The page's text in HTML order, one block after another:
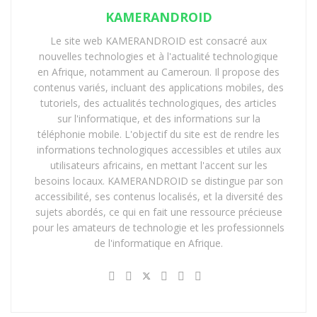
de Football (CAF) en collaboration avec la FIFA, qui a
VAR est censée améliorer la qualité et l’équité des
décisions arbitrales, et réduire les polémiques.
Des stades connectés et
intelligents
Les six stades qui accueillent les matchs de la CAN 2023
sont dotés de technologies de pointe, qui offrent aux
spectateurs une expérience optimale. Les stades sont
équipés de réseaux wifi, de caméras de sécurité, de
panneaux solaires, de systèmes d’irrigation
automatique, et de dispositifs de gestion des déchets
Les stades sont également reliés à une plateforme
KAMERANDROID
Le site web KAMERANDROID est consacré aux
nouvelles technologies et à l'actualité technologique
en Afrique, notamment au Cameroun. Il propose des
contenus variés, incluant des applications mobiles, des
tutoriels, des actualités technologiques, des articles
sur l'informatique, et des informations sur la
téléphonie mobile. L'objectif du site est de rendre les
informations technologiques accessibles et utiles aux
utilisateurs africains, en mettant l'accent sur les
besoins locaux. KAMERANDROID se distingue par son
accessibilité, ses contenus localisés, et la diversité des
sujets abordés, ce qui en fait une ressource précieuse
pour les amateurs de technologie et les professionnels
de l'informatique en Afrique.